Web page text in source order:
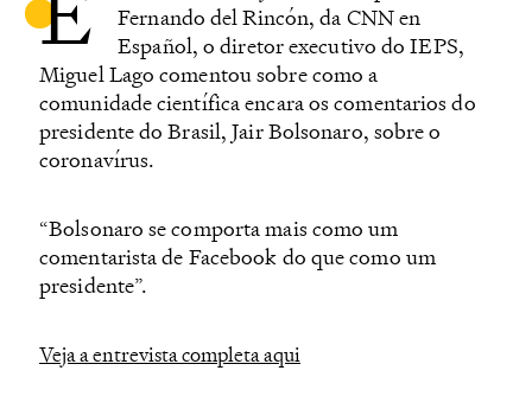
Fernando del Rincón, da CNN en
Español, o diretor executivo do IEPS,
Miguel Lago comentou sobre como a
comunidade científica encara os comentarios do
presidente do Brasil, Jair Bolsonaro, sobre o
coronavírus.
“Bolsonaro se comporta mais como um
comentarista de Facebook do que como um
presidente”.
Veja a entrevista completa aqui